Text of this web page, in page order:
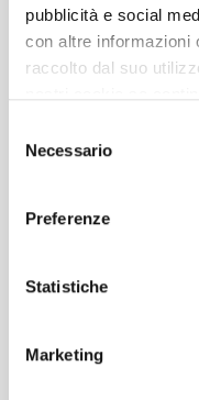
pubblicità e social
con altre informazioni
raccolto dal suo
delNecessario
Preferenze
Statistiche
Marketing